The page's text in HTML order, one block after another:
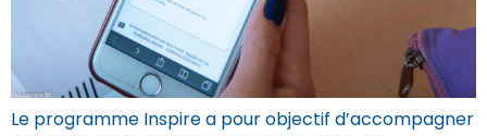
Le programme Inspire a pour objectif d’accompagner